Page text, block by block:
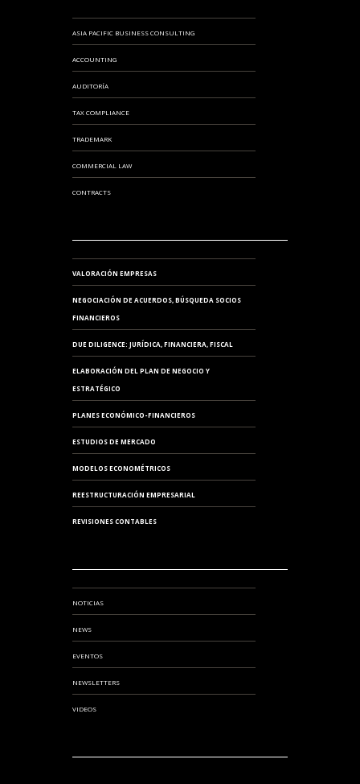
ASIA PACIFIC BUSINESS CONSULTING
ACCOUNTING
AUDITORÍA
TAX COMPLIANCE
TRADEMARK
COMMERCIAL LAW
CONTRACTS
VALORACIÓN EMPRESAS
NEGOCIACIÓN DE ACUERDOS, BÚSQUEDA SOCIOS
FINANCIEROS
DUE DILIGENCE: JURÍDICA, FINANCIERA, FISCAL
ELABORACIÓN DEL PLAN DE NEGOCIO Y
ESTRATÉGICO
PLANES ECONÓMICO-FINANCIEROS
ESTUDIOS DE MERCADO
MODELOS ECONOMÉTRICOS
REESTRUCTURACIÓN EMPRESARIAL
REVISIONES CONTABLES
NOTICIAS
NEWS
EVENTOS
NEWSLETTERS
VIDEOS